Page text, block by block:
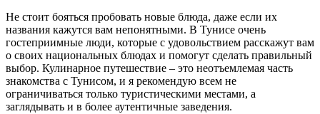
Не стоит бояться пробовать новые блюда, даже если их
названия кажутся вам непонятными. В Тунисе очень
гостеприимные люди, которые с удовольствием расскажут вам
о своих национальных блюдах и помогут сделать правильный
выбор. Кулинарное путешествие – это неотъемлемая часть
знакомства с Тунисом, и я рекомендую всем не
ограничиваться только туристическими местами, а
заглядывать и в более аутентичные заведения.